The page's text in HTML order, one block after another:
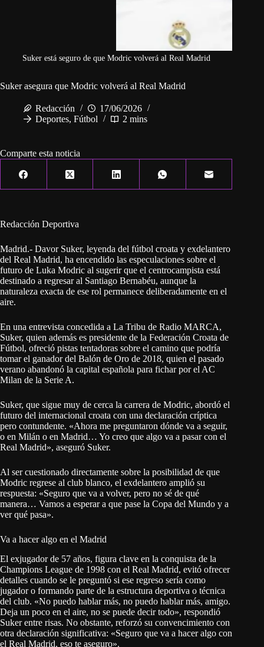
Suker está seguro de que Modric volverá al Real Madrid
Suker asegura que Modric volverá al Real Madrid
Redacción
17/06/2026
Deportes, Fútbol 2 mins
Comparte esta noticia
Redacción Deportiva
Madrid.- Davor Suker, leyenda del fútbol croata y exdelantero
del Real Madrid, ha encendido las especulaciones sobre el
futuro de Luka Modric al sugerir que el centrocampista está
destinado a regresar al Santiago Bernabéu, aunque la
naturaleza exacta de ese rol permanece deliberadamente en el
aire.
En una entrevista concedida a La Tribu de Radio MARCA,
Suker, quien además es presidente de la Federación Croata de
Fútbol, ofreció pistas tentadoras sobre el camino que podría
tomar el ganador del Balón de Oro de 2018, quien el pasado
verano abandonó la capital española para fichar por el AC
Milan de la Serie A.
Suker, que sigue muy de cerca la carrera de Modric, abordó el
futuro del internacional croata con una declaración críptica
pero contundente. «Ahora me preguntaron dónde va a seguir,
o en Milán o en Madrid… Yo creo que algo va a pasar con el
Real Madrid», aseguró Suker.
Al ser cuestionado directamente sobre la posibilidad de que
Modric regrese al club blanco, el exdelantero amplió su
respuesta: «Seguro que va a volver, pero no sé de qué
manera… Vamos a esperar a que pase la Copa del Mundo y a
ver qué pasa».
Va a hacer algo en el Madrid
El exjugador de 57 años, figura clave en la conquista de la
Champions League de 1998 con el Real Madrid, evitó ofrecer
detalles cuando se le preguntó si ese regreso sería como
jugador o formando parte de la estructura deportiva o técnica
del club. «No puedo hablar más, no puedo hablar más, amigo.
Deja un poco en el aire, no se puede decir todo», respondió
Suker entre risas. No obstante, reforzó su convencimiento con
otra declaración significativa: «Seguro que va a hacer algo con
el Real Madrid, eso te aseguro».